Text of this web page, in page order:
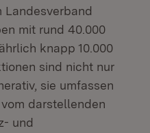
Landesverband
mit rund 40.000
knapp 10.000
sind nicht nur
sie umfassen
darstellenden
und